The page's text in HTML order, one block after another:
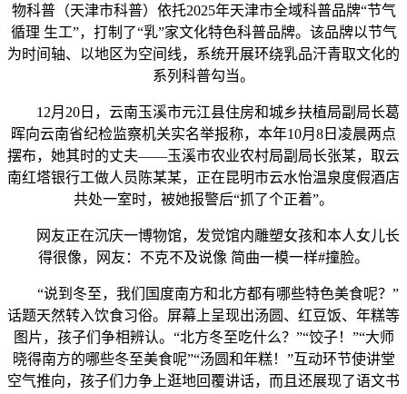
物科普（天津市科普）依托2025年天津市全域科普品牌“节气
循理 生工”，打制了“乳”家文化特色科普品牌。该品牌以节气
为时间轴、以地区为空间线，系统开展环绕乳品汗青取文化的
系列科普勾当。
12月20日，云南玉溪市元江县住房和城乡扶植局副局长葛
晖向云南省纪检监察机关实名举报称，本年10月8日凌晨两点
摆布，她其时的丈夫——玉溪市农业农村局副局长张某，取云
南红塔银行工做人员陈某某，正在昆明市云水怡温泉度假酒店
共处一室时，被她报警后“抓了个正着”。
网友正在沉庆一博物馆，发觉馆内雕塑女孩和本人女儿长
得很像，网友：不克不及说像 简曲一模一样#撞脸。
“说到冬至，我们国度南方和北方都有哪些特色美食呢？”
话题天然转入饮食习俗。屏幕上呈现出汤圆、红豆饭、年糕等
图片，孩子们争相辨认。“北方冬至吃什么？”“饺子！”“大师
晓得南方的哪些冬至美食呢”“汤圆和年糕！”互动环节使讲堂
空气推向，孩子们力争上逛地回覆讲话，而且还展现了语文书